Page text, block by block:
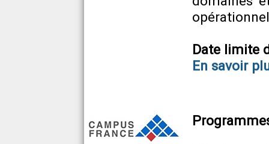
Date limite
En savoir